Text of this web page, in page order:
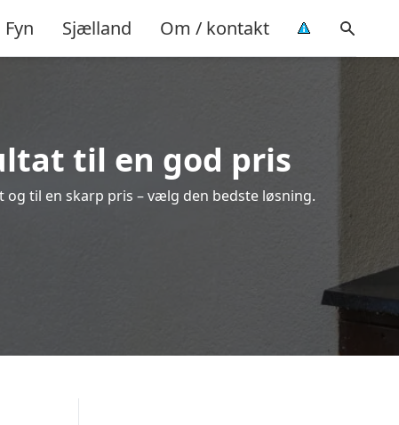
Fyn Sjælland Om / kontakt
til en god pris
til en skarp pris – vælg den bedste løsning.